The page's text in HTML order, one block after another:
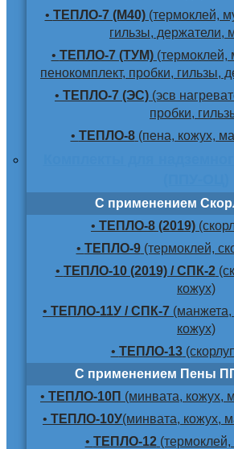
• ТЕПЛО-7 (М40)(термоклей,
гильзы, держатели,
• ТЕПЛО-7 (ТУМ)
пенокомплект, пробки, гильзы,
• ТЕПЛО-7 (ЭС) (эсв
пробки,
• ТЕПЛО-8(пена, кожух,
С применением
• ТЕПЛО-8 (2019)
• ТЕПЛО-9(термоклей,
• ТЕПЛО-10 (2019) / СПК-2
кожух)
• ТЕПЛО-11У / СПК-7 (манжета,
кожух)
• ТЕПЛО-13
С применением Пены
• ТЕПЛО-10П (минвата, кожух,
• ТЕПЛО-10У(минвата, кожух,
• ТЕПЛО-12(термоклей,